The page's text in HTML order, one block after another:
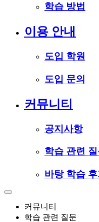
학습 방법
이용 안내
도입 학원
도입 문의
커뮤니티
공지사항
학습 관련
바탕 학습 후
커뮤니티
학습 관련 질문